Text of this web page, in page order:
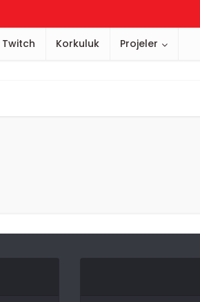
Twitch Korkuluk Projeler